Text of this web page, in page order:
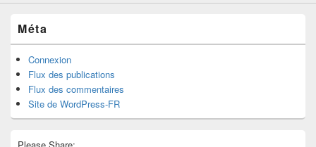
Méta
Connexion
Flux des publications
Flux des commentaires
Site de WordPress-FR
Please Share: